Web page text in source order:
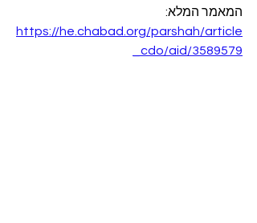
המאמר המלא:
https://he.chabad.org/parshah/article
_cdo/aid/3589579